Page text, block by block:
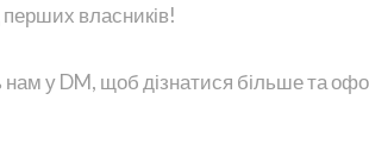
власників!
нам у DM, щоб дізнатися більше та